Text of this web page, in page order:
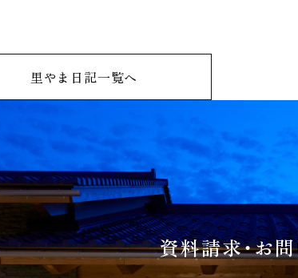
里やま日記一覧へ
資料請求・お